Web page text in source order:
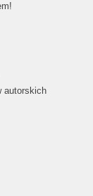
autorskich